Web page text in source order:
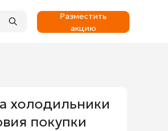
Разместить
акцию
холодильники
покупки